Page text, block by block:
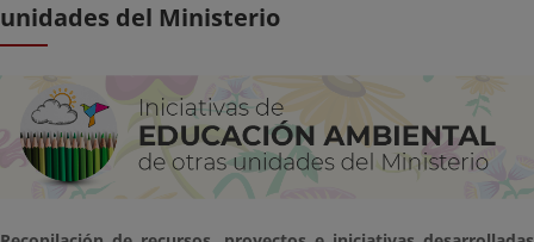
unidades del Ministerio